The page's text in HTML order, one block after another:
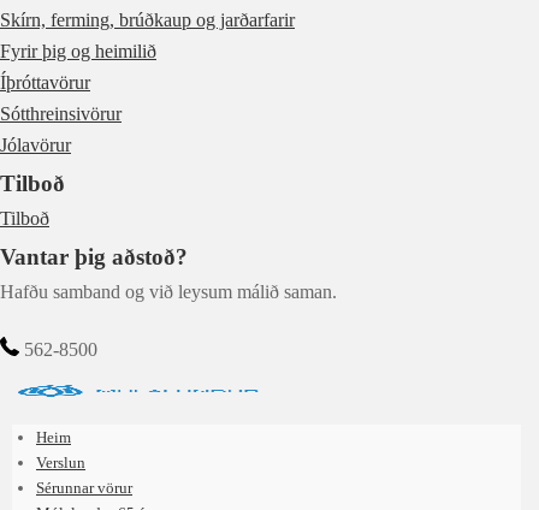
Skírn, ferming, brúðkaup og jarðarfarir
Fyrir þig og heimilið
Íþróttavörur
Sótthreinsivörur
Jólavörur
Tilboð
Tilboð
Vantar þig aðstoð?
Hafðu samband og við leysum málið saman.
562-8500
Heim
Verslun
Sérunnar vörur